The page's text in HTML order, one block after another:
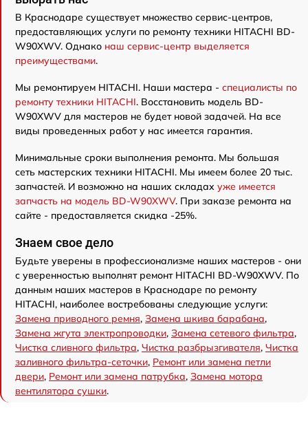
В Краснодаре существует множество сервис-центров,
предоставляющих услуги по ремонту техники HITACHI BD-
W90XWV. Однако наш сервис-центр выделяется
преимуществами.
Мы ремонтируем HITACHI. Наши мастера - специалисты по
ремонту техники HITACHI. Восстановить модель BD-
W90XWV для мастеров не будет новой задачей. На все
виды проведенных работ у нас имеется гарантия.
Минимальные сроки выполнения ремонта. Мы большая
сеть мастерских техники HITACHI. Мы имеем более 20 тыс.
запчастей. И возможно на наших складах уже имеется
запчасть на модель BD-W90XWV. При заказе ремонта на
сайте - предоставляется скидка -25%.
Знаем свое дело
Будьте уверены в профессионализме наших мастеров - они
с уверенностью выполнят ремонт HITACHI BD-W90XWV. По
данным наших мастеров в Краснодаре по ремонту
HITACHI, наиболее востребованы следующие услуги:
Замена приводного ремня, Замена шкива барабана,
Замена жгута электропроводки, Замена сетевого фильтра,
Чистка сливного фильтра, Чистка разбрызгивателя, Чистка
заливного фильтра-сеточки, Ремонт или замена петли
двери, Ремонт или замена патрубка, Замена мотора
вентилятора сушки.